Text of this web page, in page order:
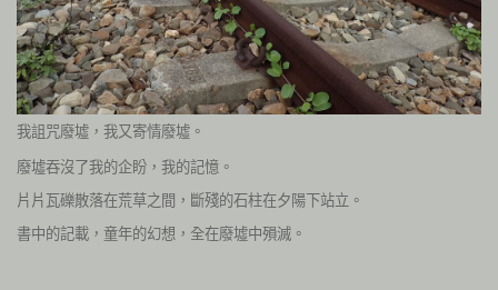
我詛咒廢墟，我又寄情廢墟。
廢墟吞沒了我的企盼，我的記憶。
片片瓦礫散落在荒草之間，斷殘的石柱在夕陽下站立。
書中的記載，童年的幻想，全在廢墟中殞滅。